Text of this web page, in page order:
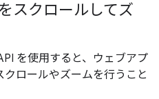
スクロールしてズ
を使用すると、ウェブアプ
ロールやズームを行うこと